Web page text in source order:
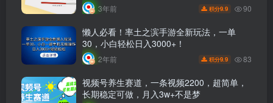
3年前 积分9.9 90
懒人必看！率土之滨手游全新玩法，一单
30，小白轻松日入3000+！
2年前 积分9.9 83
视频号养生赛道，一条视频2200，超简单，
长期稳定可做，月入3w+不是梦